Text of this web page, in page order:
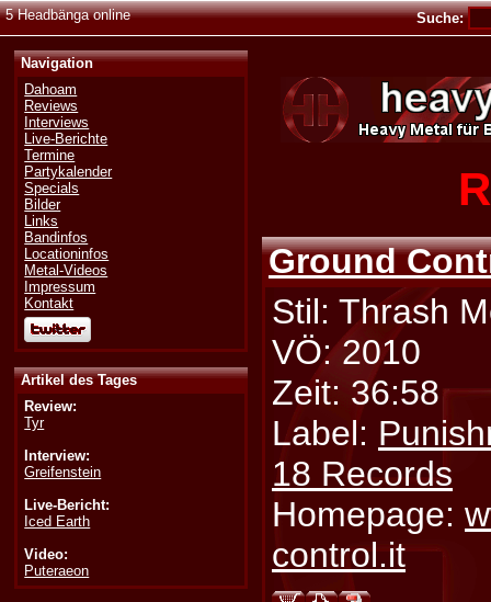
5 Headbänga online Suche:
Navigation
Dahoam
Reviews
Interviews
Live-Berichte
Termine
Partykalender
Specials
Bilder
Links
Bandinfos
Locationinfos
Metal-Videos
Impressum
Kontakt
Artikel des Tages
Review:
Tyr
Interview:
Greifenstein
Live-Bericht:
Iced Earth
Video:
Puteraeon
Ground
Stil: Thrash
VÖ: 2010
Zeit: 36:58
Label:
18 Records
Homepage:
control.it